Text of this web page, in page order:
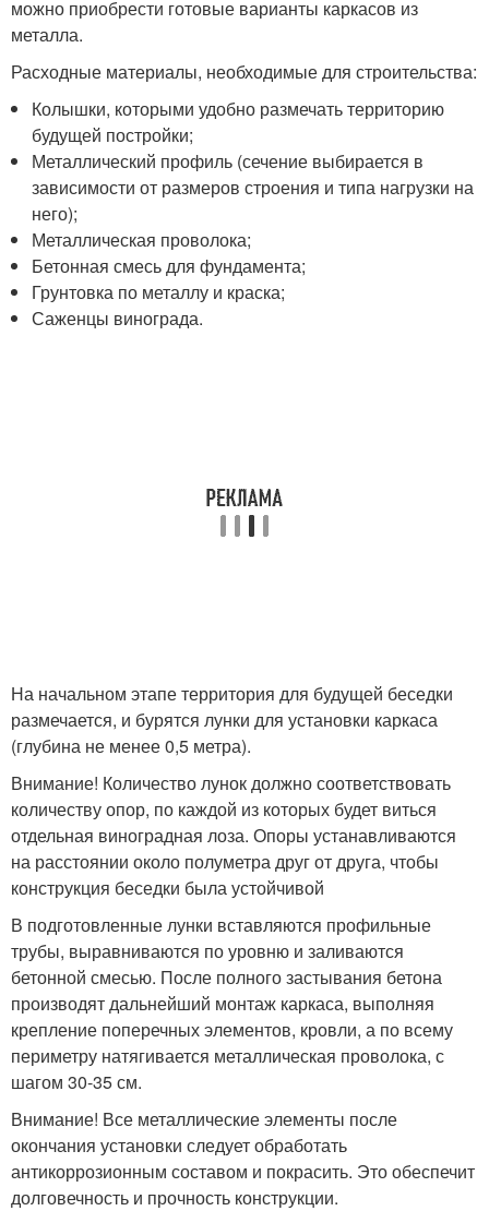
можно приобрести готовые варианты каркасов из
металла.
Расходные материалы, необходимые для строительства:
Колышки, которыми удобно размечать территорию
будущей постройки;
Металлический профиль (сечение выбирается в
зависимости от размеров строения и типа нагрузки на
него);
Металлическая проволока;
Бетонная смесь для фундамента;
Грунтовка по металлу и краска;
Саженцы винограда.
На начальном этапе территория для будущей беседки
размечается, и бурятся лунки для установки каркаса
(глубина не менее 0,5 метра).
Внимание! Количество лунок должно соответствовать
количеству опор, по каждой из которых будет виться
отдельная виноградная лоза. Опоры устанавливаются
на расстоянии около полуметра друг от друга, чтобы
конструкция беседки была устойчивой
В подготовленные лунки вставляются профильные
трубы, выравниваются по уровню и заливаются
бетонной смесью. После полного застывания бетона
производят дальнейший монтаж каркаса, выполняя
крепление поперечных элементов, кровли, а по всему
периметру натягивается металлическая проволока, с
шагом 30-35 см.
Внимание! Все металлические элементы после
окончания установки следует обработать
антикоррозионным составом и покрасить. Это обеспечит
долговечность и прочность конструкции.